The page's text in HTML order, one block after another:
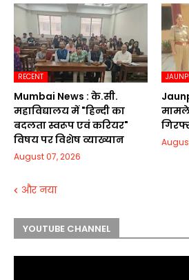
RECENT
Mumbai News : के.सी.
महाविद्यालय में "हिन्दी का
बदलता स्वरूप एवं करियर"
विषय पर विशेष व्याख्यान
August 07, 2026
और नया
YOUTUBE CHANNEL